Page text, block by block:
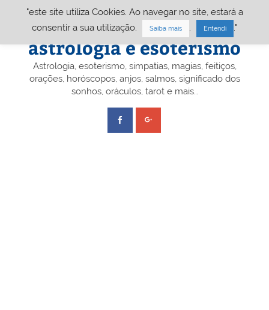
Portal A&E – Portal
astrologia e esoterismo
Astrologia, esoterismo, simpatias, magias, feitiços,
orações, horóscopos, anjos, salmos, significado dos
sonhos, oráculos, tarot e mais…
"este site utiliza Cookies. Ao navegar no site, estará a
consentir a sua utilização.
Saiba mais Entendi ."